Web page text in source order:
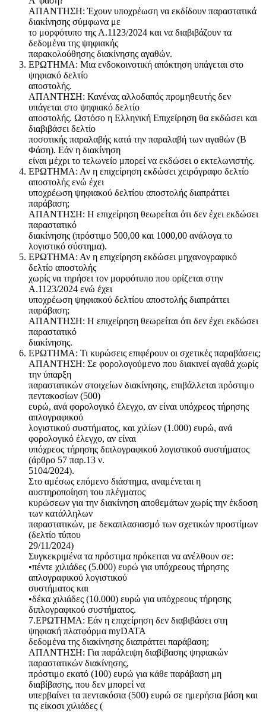
ΑΠΑΝΤΗΣΗ: Έχουν υποχρέωση να εκδίδουν παραστατικά
διακίνησης σύμφωνα με
το μορφότυπο της Α.1123/2024 και να διαβιβάζουν τα
δεδομένα της ψηφιακής
παρακολούθησης διακίνησης αγαθών.
ΕΡΩΤΗΜΑ: Μια ενδοκοινοτική απόκτηση υπάγεται στο
ψηφιακό δελτίο
αποστολής.
ΑΠΑΝΤΗΣΗ: Κανένας αλλοδαπός προμηθευτής δεν
υπάγεται στο ψηφιακό δελτίο
αποστολής. Ωστόσο η Ελληνική Επιχείρηση θα εκδώσει και
διαβιβάσει δελτίο
ποσοτικής παραλαβής κατά την παραλαβή των αγαθών (Β
Φάση). Εάν η διακίνηση
είναι μέχρι το τελωνείο μπορεί να εκδώσει ο εκτελωνιστής.
ΕΡΩΤΗΜΑ: Αν η επιχείρηση εκδώσει χειρόγραφο δελτίο
αποστολής ενώ έχει
υποχρέωση ψηφιακού δελτίου αποστολής διαπράττει
παράβαση;
ΑΠΑΝΤΗΣΗ: Η επιχείρηση θεωρείται ότι δεν έχει εκδώσει
παραστατικό
διακίνησης (πρόστιμο 500,00 και 1000,00 ανάλογα το
λογιστικό σύστημα).
ΕΡΩΤΗΜΑ: Αν η επιχείρηση εκδώσει μηχανογραφικό
δελτίο αποστολής
χωρίς να τηρήσει τον μορφότυπο που ορίζεται στην
Α.1123/2024 ενώ έχει
υποχρέωση ψηφιακού δελτίου αποστολής διαπράττει
παράβαση;
ΑΠΑΝΤΗΣΗ: Η επιχείρηση θεωρείται ότι δεν έχει εκδώσει
παραστατικό
διακίνησης.
ΕΡΩΤΗΜΑ: Τι κυρώσεις επιφέρουν οι σχετικές παραβάσεις;
ΑΠΑΝΤΗΣΗ: Σε φορολογούμενο που διακινεί αγαθά χωρίς
την ύπαρξη
παραστατικών στοιχείων διακίνησης, επιβάλλεται πρόστιμο
πεντακοσίων (500)
ευρώ, ανά φορολογικό έλεγχο, αν είναι υπόχρεος τήρησης
απλογραφικού
λογιστικού συστήματος, και χιλίων (1.000) ευρώ, ανά
φορολογικό έλεγχο, αν είναι
υπόχρεος τήρησης διπλογραφικού λογιστικού συστήματος
(άρθρο 57 παρ.13 ν.
5104/2024).
Στο αμέσως επόμενο διάστημα, αναμένεται η
αυστηροποίηση του πλέγματος
κυρώσεων για την διακίνηση αποθεμάτων χωρίς την έκδοση
των κατάλληλων
παραστατικών, με δεκαπλασιασμό των σχετικών προστίμων
(δελτίο τύπου
29/11/2024)
Συγκεκριμένα τα πρόστιμα πρόκειται να ανέλθουν σε:
•πέντε χιλιάδες (5.000) ευρώ για υπόχρεους τήρησης
απλογραφικού λογιστικού
συστήματος και
•δέκα χιλιάδες (10.000) ευρώ για υπόχρεους τήρησης
διπλογραφικού συστήματος.
7.ΕΡΩΤΗΜΑ: Εάν η επιχείρηση δεν διαβιβάσει στη
ψηφιακή πλατφόρμα myDATA
δεδομένα της διακίνησης διαπράττει παράβαση;
ΑΠΑΝΤΗΣΗ: Για παράλειψη διαβίβασης ψηφιακών
παραστατικών διακίνησης,
πρόστιμο εκατό (100) ευρώ για κάθε παράβαση μη
διαβίβασης, που δεν μπορεί να
υπερβαίνει τα πεντακόσια (500) ευρώ σε ημερήσια βάση και
τις είκοσι χιλιάδες (